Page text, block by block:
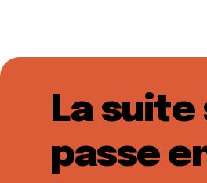
La suite
passe